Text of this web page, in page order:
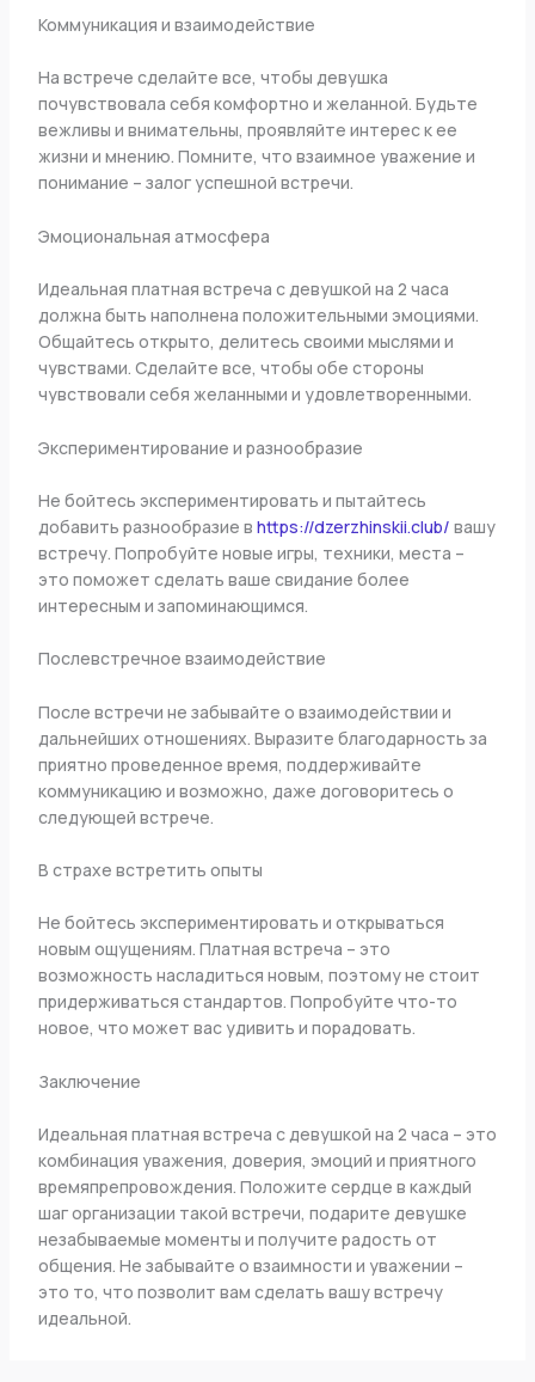
Коммуникация и взаимодействие
На встрече сделайте все, чтобы девушка
почувствовала себя комфортно и желанной. Будьте
вежливы и внимательны, проявляйте интерес к ее
жизни и мнению. Помните, что взаимное уважение и
понимание – залог успешной встречи.
Эмоциональная атмосфера
Идеальная платная встреча с девушкой на 2 часа
должна быть наполнена положительными эмоциями.
Общайтесь открыто, делитесь своими мыслями и
чувствами. Сделайте все, чтобы обе стороны
чувствовали себя желанными и удовлетворенными.
Экспериментирование и разнообразие
Не бойтесь экспериментировать и пытайтесь
добавить разнообразие в https://dzerzhinskii.club/ вашу
встречу. Попробуйте новые игры, техники, места –
это поможет сделать ваше свидание более
интересным и запоминающимся.
Послевстречное взаимодействие
После встречи не забывайте о взаимодействии и
дальнейших отношениях. Выразите благодарность за
приятно проведенное время, поддерживайте
коммуникацию и возможно, даже договоритесь о
следующей встрече.
В страхе встретить опыты
Не бойтесь экспериментировать и открываться
новым ощущениям. Платная встреча – это
возможность насладиться новым, поэтому не стоит
придерживаться стандартов. Попробуйте что-то
новое, что может вас удивить и порадовать.
Заключение
Идеальная платная встреча с девушкой на 2 часа – это
комбинация уважения, доверия, эмоций и приятного
времяпрепровождения. Положите сердце в каждый
шаг организации такой встречи, подарите девушке
незабываемые моменты и получите радость от
общения. Не забывайте о взаимности и уважении –
это то, что позволит вам сделать вашу встречу
идеальной.